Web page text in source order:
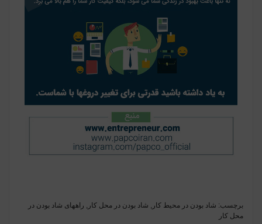
برچسب: شاد بودن در محیط کار شاد بودن در محل کار
راههای شاد بودن در
محل کار